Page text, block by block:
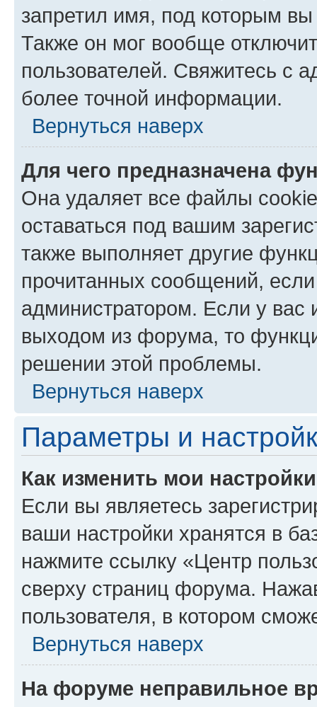
запретил имя, под которым вы
Также он мог вообще
пользователей. Свяжитесь с
более точной информации.
Вернуться наверх
Для чего предназначена
Она удаляет все файлы
оставаться под вашим
также выполняет другие
прочитанных сообщений,
администратором. Если у
выходом из форума, то
решении этой проблемы.
Вернуться наверх
Параметры и
Как изменить мои
Если вы являетесь
ваши настройки хранятся в
нажмите ссылку «Центр
сверху страниц форума.
пользователя, в котором
Вернуться наверх
На форуме неправильное